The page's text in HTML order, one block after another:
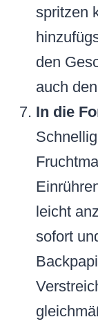
spritzen
den
auch
In die
leicht
sofort